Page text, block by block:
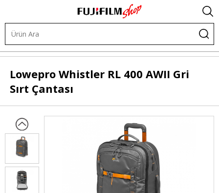
Lowepro Whistler RL 400 AWII Gri
Sırt Çantası